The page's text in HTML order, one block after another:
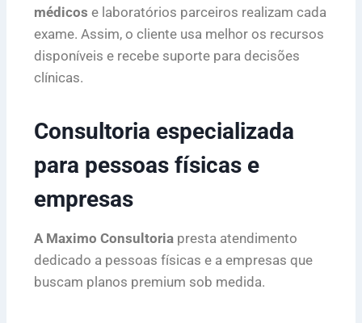
médicos e laboratórios parceiros realizam cada
exame. Assim, o cliente usa melhor os recursos
disponíveis e recebe suporte para decisões
clínicas.
Consultoria especializada
para pessoas físicas e
empresas
A Maximo Consultoria presta atendimento
dedicado a pessoas físicas e a empresas que
buscam planos premium sob medida.